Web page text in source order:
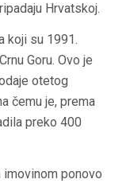
Hrvatskoj.
koji su 1991.
Goru. Ovo je
otetog
čemu je, prema
preko 400
imovinom ponovo